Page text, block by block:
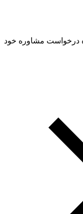
درخواست مشاوره خود